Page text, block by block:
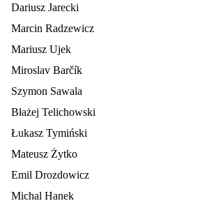
Dariusz Jarecki
Marcin Radzewicz
Mariusz Ujek
Miroslav Barčík
Szymon Sawala
Błażej Telichowski
Łukasz Tymiński
Mateusz Żytko
Emil Drozdowicz
Michal Hanek